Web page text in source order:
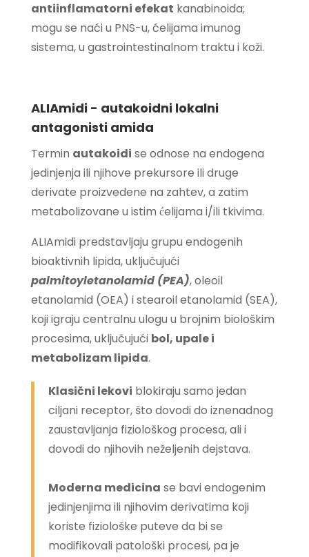
antiinflamatorni efekat kanabinoida;
mogu se naći u PNS-u, ćelijama imunog
sistema, u gastrointestinalnom traktu i koži.
ALIAmidi - autakoidni lokalni
antagonisti amida
Termin autakoidi se odnose na endogena
jedinjenja ili njihove prekursore ili druge
derivate proizvedene na zahtev, a zatim
metabolizovane u istim ćelijama i/ili tkivima.
ALIAmidi predstavljaju grupu endogenih
bioaktivnih lipida, uključujući
palmitoyletanolamid (PEA), oleoil
etanolamid (OEA) i stearoil etanolamid (SEA),
koji igraju centralnu ulogu u brojnim biološkim
procesima, uključujući bol, upale i
metabolizam lipida.
Klasični lekovi blokiraju samo jedan
ciljani receptor, što dovodi do iznenadnog
zaustavljanja fiziološkog procesa, ali i
dovodi do njihovih neželjenih dejstava.
Moderna medicina se bavi endogenim
jedinjenjima ili njihovim derivatima koji
koriste fiziološke puteve da bi se
modifikovali patološki procesi, pa je